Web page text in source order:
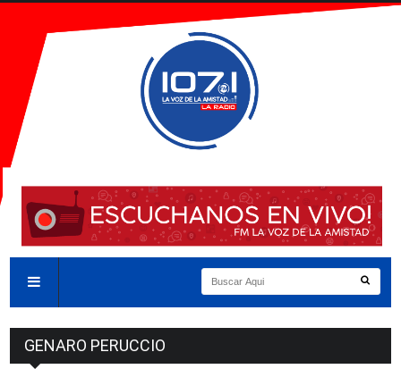
GENARO PERUCCIO